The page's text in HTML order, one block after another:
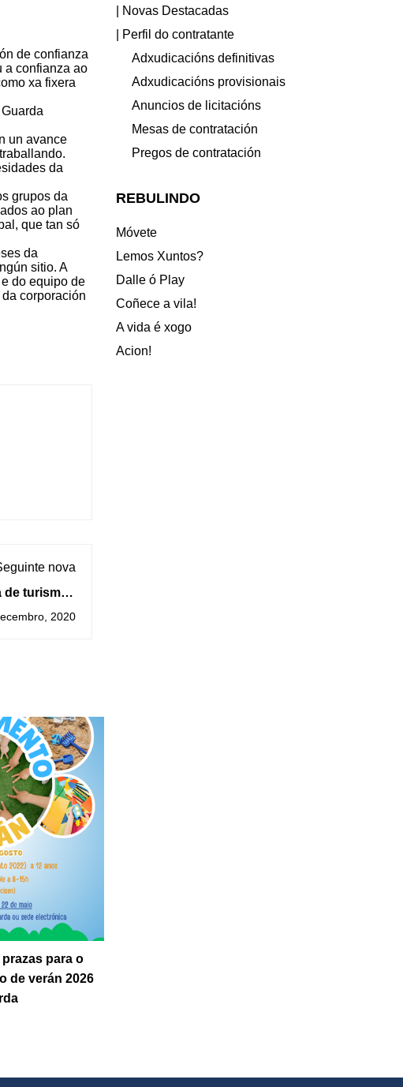
de confianza
a confianza ao
xa fixera
un avance
da
grupos da
ao plan
que tan só
da
sitio. A
do equipo de
corporación
nova
turismos
na Guarda
2020
para o
de verán 2026
| Novas Destacadas
| Perfil do contratante
Adxudicacións definitivas
Adxudicacións provisionais
Anuncios de licitacións
Mesas de contratación
Pregos de contratación
REBULINDO
Móvete
Lemos Xuntos?
Dalle ó Play
Coñece a vila!
A vida é xogo
Acion!